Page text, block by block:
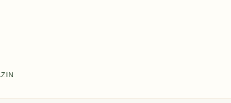
meu Coș Despre Despre noi OLD Home Home Informaţii